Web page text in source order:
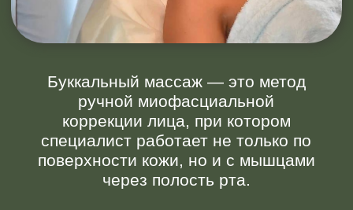
Термин происходит от латинского
bucca
— «щека». В анатомии
существует мышца
формировании нижней трети лица.
Именно с ней и связана основная
работа во время процедуры.
По сути, это не просто
косметический массаж, а техника
глубокой мышечной терапии,
адаптированная под эстетические
задачи.